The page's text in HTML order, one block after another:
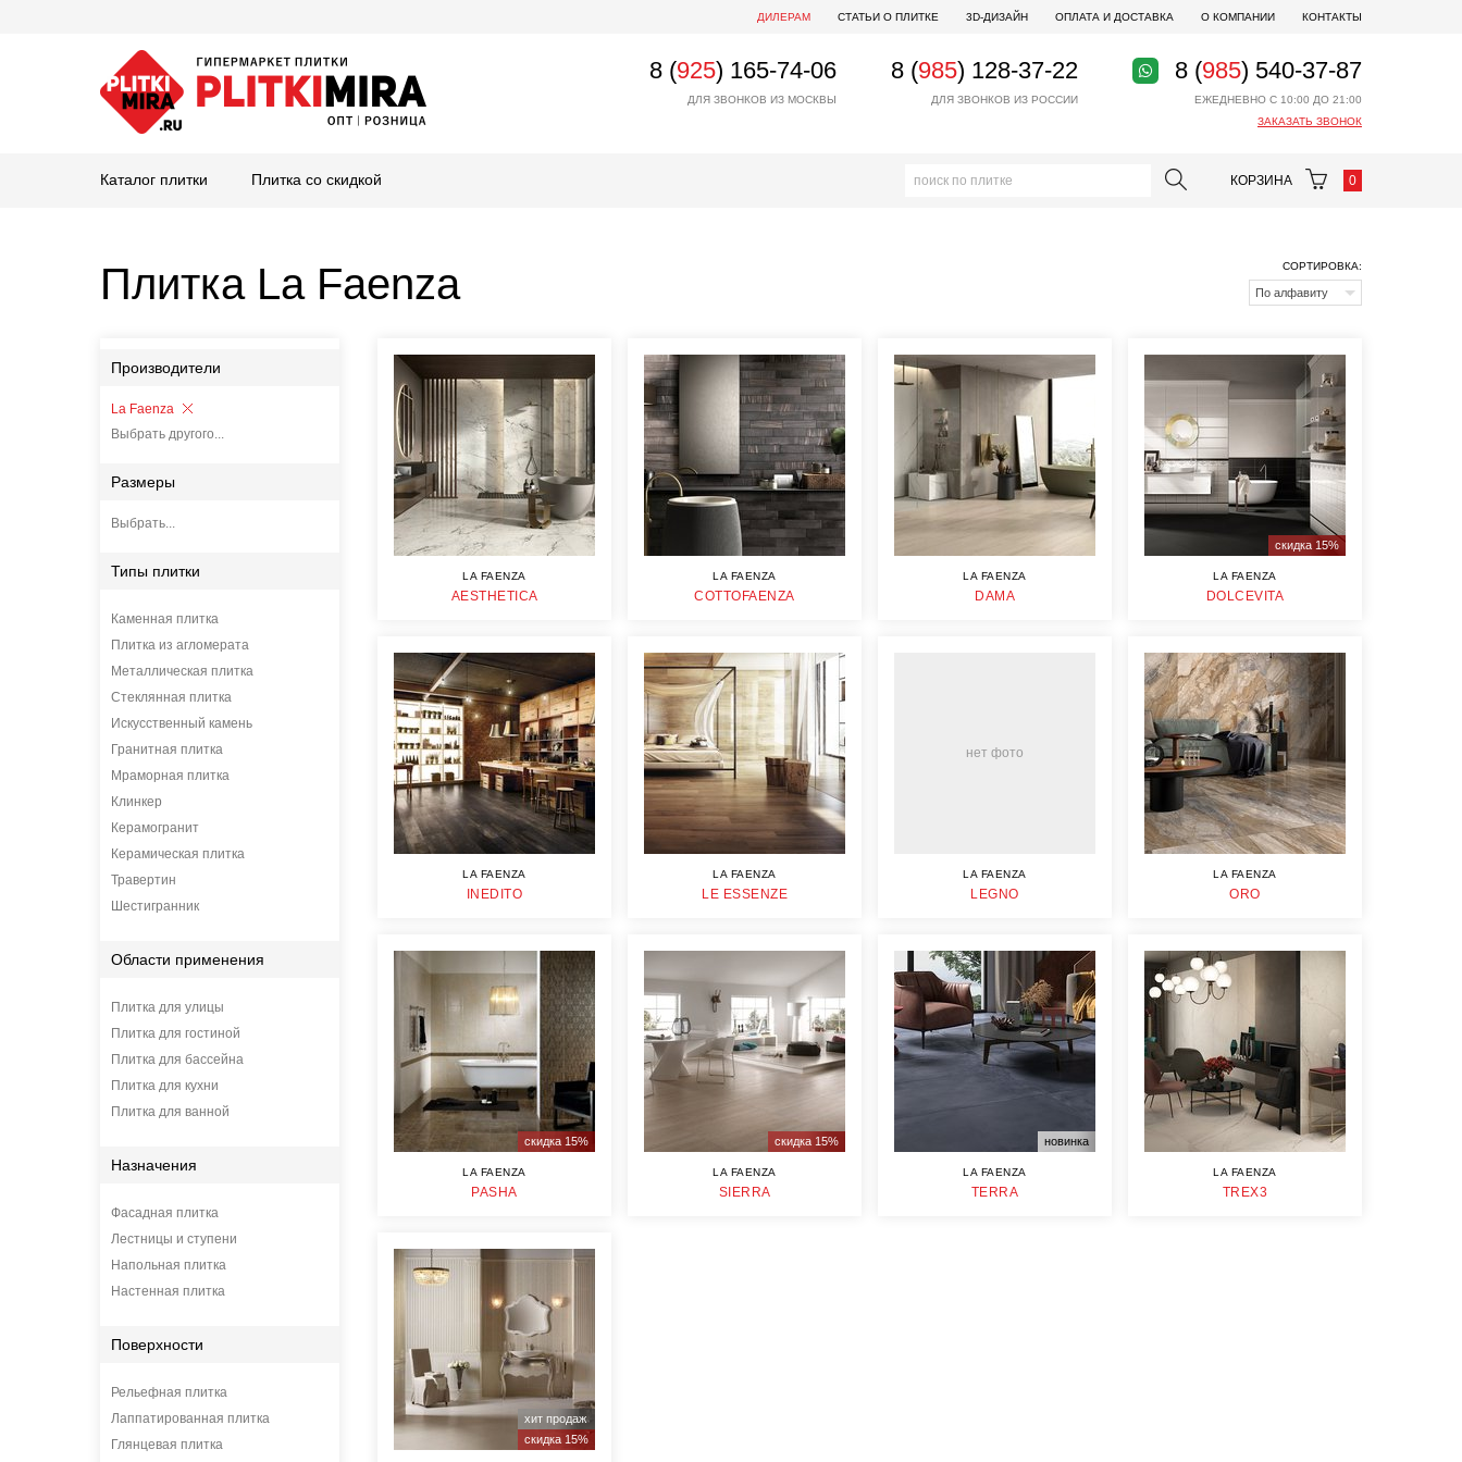
ДИЛЕРАМ СТАТЬИ О ПЛИТКЕ 3D-ДИЗАЙН ОПЛАТА И ДОСТАВКА О КОМПАНИИ КОНТАКТЫ
8 (925) 165-74-06
ДЛЯ ЗВОНКОВ ИЗ МОСКВЫ
8 (985) 128-37-22
ДЛЯ ЗВОНКОВ ИЗ РОССИИ
8 (985) 540-37-87
ЕЖЕДНЕВНО С 10:00 ДО 21:00
ЗАКАЗАТЬ ЗВОНОК
Каталог плитки Плитка со скидкой КОРЗИНА 0
Плитка La Faenza СОРТИРОВКА:
По алфавиту
Производители
La Faenza
Выбрать другого...
Размеры
Выбрать...
Типы плитки
Каменная плитка
Плитка из агломерата
Металлическая плитка
Стеклянная плитка
Искусственный камень
Гранитная плитка
Мраморная плитка
Клинкер
Керамогранит
Керамическая плитка
Травертин
Шестигранник
Области применения
Плитка для улицы
Плитка для гостиной
Плитка для бассейна
Плитка для кухни
Плитка для ванной
Назначения
Фасадная плитка
Лестницы и ступени
Напольная плитка
Настенная плитка
Поверхности
Рельефная плитка
Лаппатированная плитка
Глянцевая плитка
LA FAENZA
AESTHETICA
LA FAENZA
COTTOFAENZA
LA FAENZA
DAMA
скидка 15%
LA FAENZA
DOLCEVITA
LA FAENZA
INEDITO
LA FAENZA
LE ESSENZE
нет фото
LA FAENZA
LEGNO
LA FAENZA
ORO
скидка 15%
LA FAENZA
PASHA
скидка 15%
LA FAENZA
SIERRA
новинка
LA FAENZA
TERRA
LA FAENZA
TREX3
хит продаж
скидка 15%